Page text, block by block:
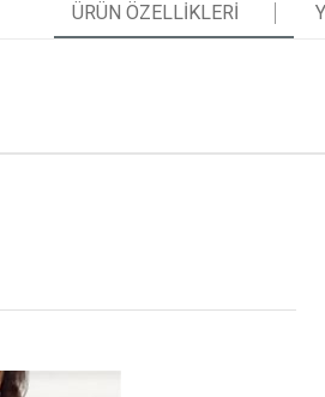
ÜRÜN ÖZELLIKLERI